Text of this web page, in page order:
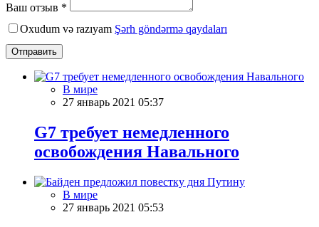
Ваш отзыв *
Oxudum və razıyam Şərh göndərmə qaydaları
Отправить
В мире
27 январь 2021 05:37
G7 требует немедленного
освобождения Навального
В мире
27 январь 2021 05:53